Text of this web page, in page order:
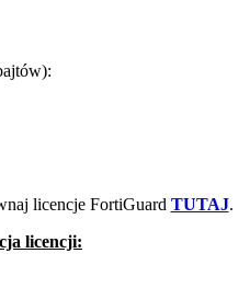
licencje FortiGuard TUTAJ.
licencji: